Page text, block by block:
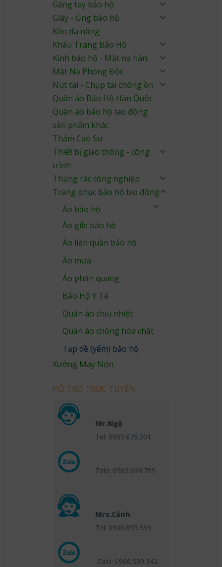
Găng tay bảo hộ
Giày - Ủng bảo hộ
Kéo đa năng
Khẩu Trang Bảo Hộ
Kính bảo hộ - Mặt nạ hàn
Mặt Nạ Phòng Độc
Nút tai - Chụp tai chống ồn
Quần áo Bảo Hộ Hàn Quốc
Quần áo bảo hộ lao động
sản phẩm khác
Thảm Cao Su
Thiết bị giao thông - công
trình
Thùng rác công nghiệp
Trang phục bảo hộ lao động
Áo bảo hộ
Áo gile bảo hộ
Áo liền quần bảo hộ
Áo mưa
Áo phản quang
Bảo Hộ Y Tế
Quần áo chịu nhiệt
Quần áo chống hóa chất
Tạp dề (yếm) bảo hộ
Xưởng May Nón
HỖ TRỢ TRỰC TUYẾN
Mr.Ngộ
Tel: 0905.679.001
Zalo: 0983.693.799
Mrs.Cảnh
Tel: 0906.895.339
Zalo: 0966.539.342